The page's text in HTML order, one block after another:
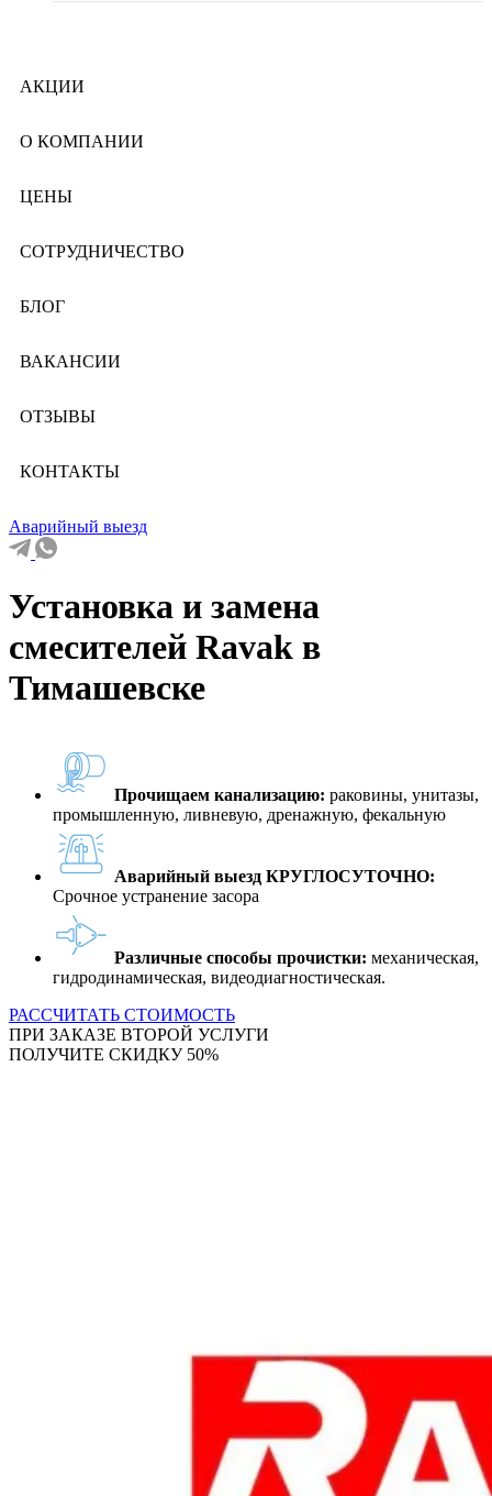
АКЦИИ
О КОМПАНИИ
ЦЕНЫ
СОТРУДНИЧЕСТВО
БЛОГ
ВАКАНСИИ
ОТЗЫВЫ
КОНТАКТЫ
Аварийный выезд
Установка и замена
смесителей Ravak в
Тимашевске
Прочищаем канализацию: раковины, унитазы,
промышленную, ливневую, дренажную, фекальную
Аварийный выезд КРУГЛОСУТОЧНО:
Срочное устранение засора
Различные способы прочистки: механическая,
гидродинамическая, видеодиагностическая.
РАССЧИТАТЬ СТОИМОСТЬ
ПРИ ЗАКАЗЕ ВТОРОЙ УСЛУГИ
ПОЛУЧИТЕ СКИДКУ 50%